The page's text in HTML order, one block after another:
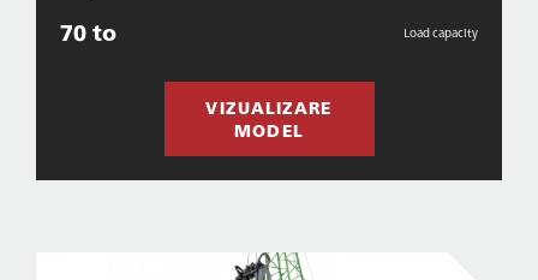
70 to Load capacity
VIZUALIZARE
MODEL